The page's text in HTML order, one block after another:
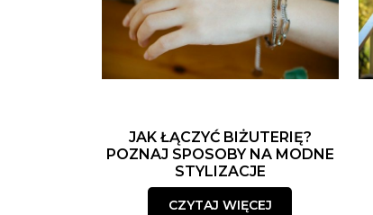
JAK ŁĄCZYĆ BIŻUTERIĘ?
POZNAJ SPOSOBY NA MODNE
STYLIZACJE
CZYTAJ WIĘCEJ